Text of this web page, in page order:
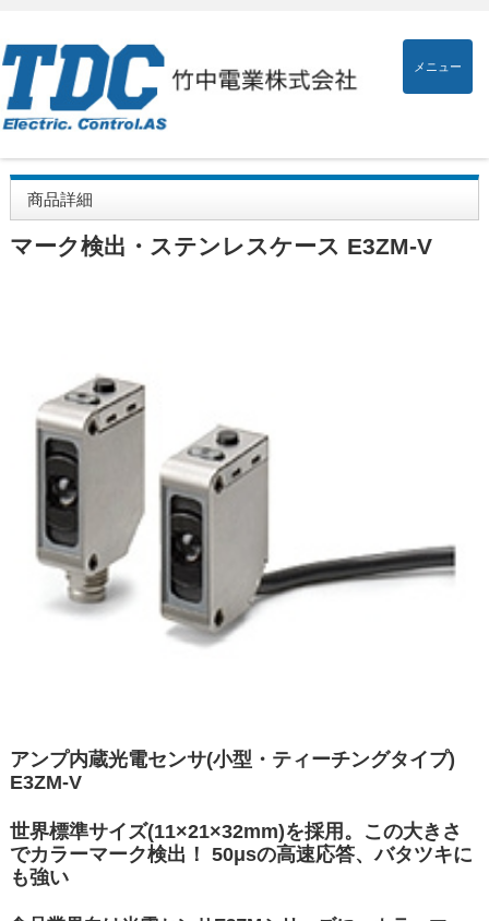
メニュー
商品詳細
マーク検出・ステンレスケース E3ZM-V
アンプ内蔵光電センサ(小型・ティーチングタイプ)
E3ZM-V
世界標準サイズ(11×21×32mm)を採用。この大きさ
でカラーマーク検出！ 50μsの高速応答、バタツキに
も強い